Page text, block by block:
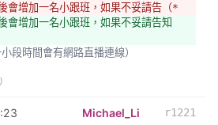
增加一名小跟班，如果不妥請告（*
增加一名小跟班，如果不妥請告知
小段時間會有網路直播連線）
Michael_Li
r1221